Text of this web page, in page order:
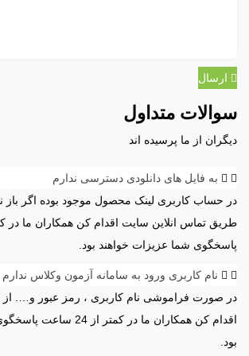
ارسال
سوالات متداول
دیگران از ما پرسیده اند
به فایل های دانلودی دسترسی ندارم
در حساب کاربری لینک محصول موجود بوده اگر باز
پاسخگوی شما عزیزات خواهند بود.
نام کاربری ورود به سامانه آزمون وکلاس ندارم
در صورت فراموشی نام کاربری ، رمز عبور و….
اقدام کن همکاران ما در
بود.